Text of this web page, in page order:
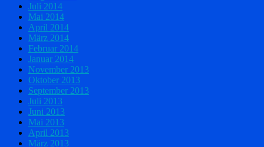
Juli 2014
Mai 2014
April 2014
März 2014
Februar 2014
Januar 2014
November 2013
Oktober 2013
September 2013
Juli 2013
Juni 2013
Mai 2013
April 2013
März 2013